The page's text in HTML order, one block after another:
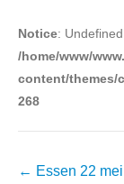
Notice:
/home/www/
content/themes/
268
← Essen 22 mei